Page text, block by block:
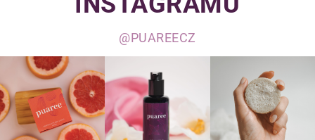
@PUAREECZ